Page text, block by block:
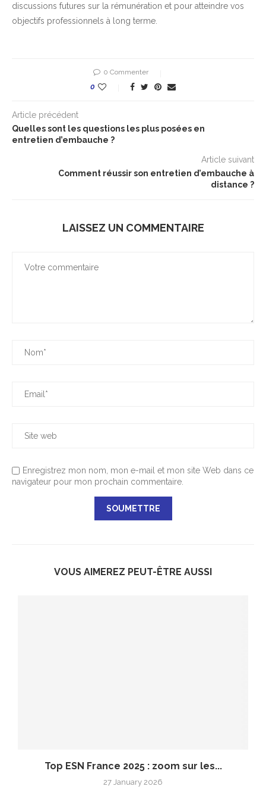
discussions futures sur la rémunération et pour atteindre vos
objectifs professionnels à long terme.
0 Commenter
0
Article précédent
Quelles sont les questions les plus posées en
entretien d’embauche ?
Article suivant
Comment réussir son entretien d’embauche à
distance ?
LAISSEZ UN COMMENTAIRE
Enregistrez mon nom, mon e-mail et mon site Web dans ce
navigateur pour mon prochain commentaire.
VOUS AIMEREZ PEUT-ÊTRE AUSSI
Top ESN France 2025 : zoom sur les...
27 January 2026